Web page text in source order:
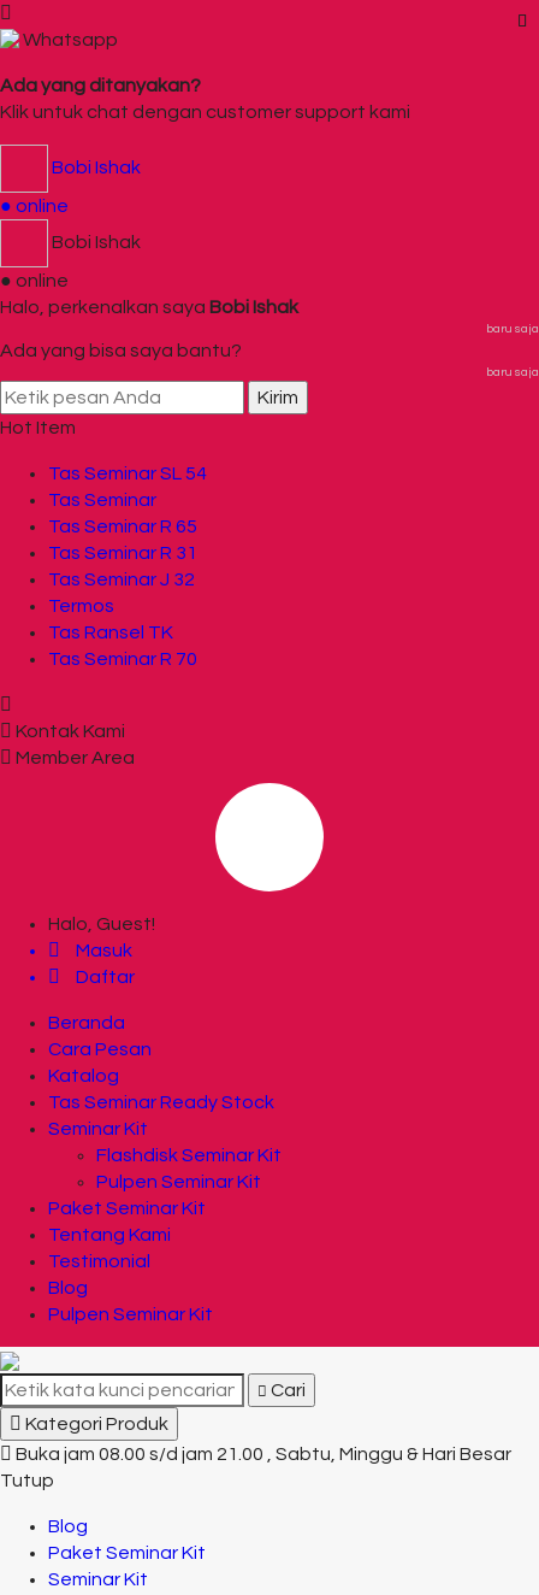
Whatsapp
Ada yang ditanyakan?
Klik untuk chat dengan customer support kami
Bobi Ishak
● online
Bobi Ishak
● online
Halo, perkenalkan saya Bobi Ishak
baru saja
Ada yang bisa saya bantu?
baru saja
Kirim
Hot Item
Tas Seminar SL 54
Tas Seminar
Tas Seminar R 65
Tas Seminar R 31
Tas Seminar J 32
Termos
Tas Ransel TK
Tas Seminar R 70
Kontak Kami
Member Area
Halo, Guest!
Masuk
Daftar
Beranda
Cara Pesan
Katalog
Tas Seminar Ready Stock
Seminar Kit
Flashdisk Seminar Kit
Pulpen Seminar Kit
Paket Seminar Kit
Tentang Kami
Testimonial
Blog
Pulpen Seminar Kit
Cari
Kategori Produk
Buka jam 08.00 s/d jam 21.00 , Sabtu, Minggu & Hari Besar
Tutup
Blog
Paket Seminar Kit
Seminar Kit